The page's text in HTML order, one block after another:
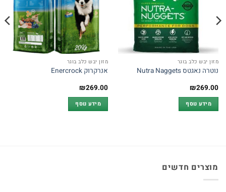
מזון יבש כלב בוגר
נוטרה נאגטס Nutra Naggets
₪269.00
מידע נוסף
מזון יבש כלב בוגר
אנרקרוק Enercrock
₪269.00
מידע נוסף
מוצרים חדשים